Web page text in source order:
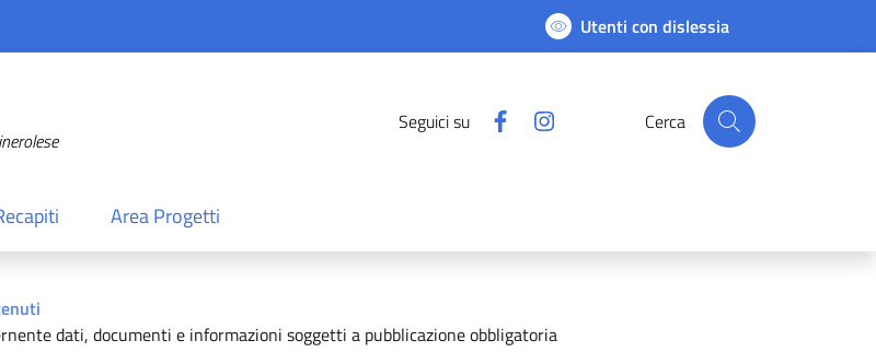
Utenti con dislessia
Seguici su Facebook Cerca
Area Progetti
dati, documenti e informazioni soggetti a pubblicazione obbligatoria